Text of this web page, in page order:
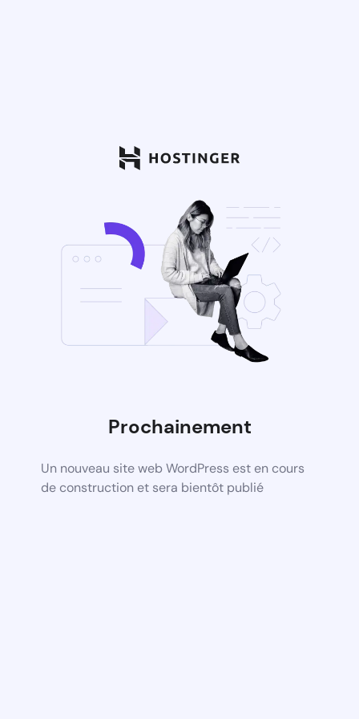
Prochainement
Un nouveau site web WordPress est en cours
de construction et sera bientôt publié